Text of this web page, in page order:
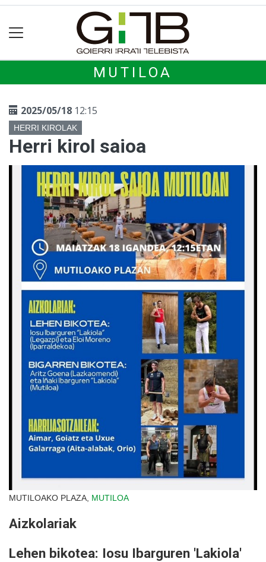
MUTILOA
2025/05/18 12:15
HERRI KIROLAK
Herri kirol saioa
MUTILOAKO PLAZA, MUTILOA
Aizkolariak
Lehen bikotea: Iosu Ibarguren 'Lakiola'